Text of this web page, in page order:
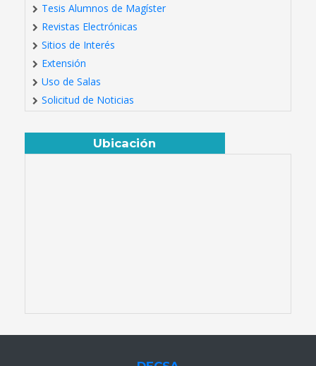
Tesis Alumnos de Magíster
Revistas Electrónicas
Sitios de Interés
Extensión
Uso de Salas
Solicitud de Noticias
Ubicación